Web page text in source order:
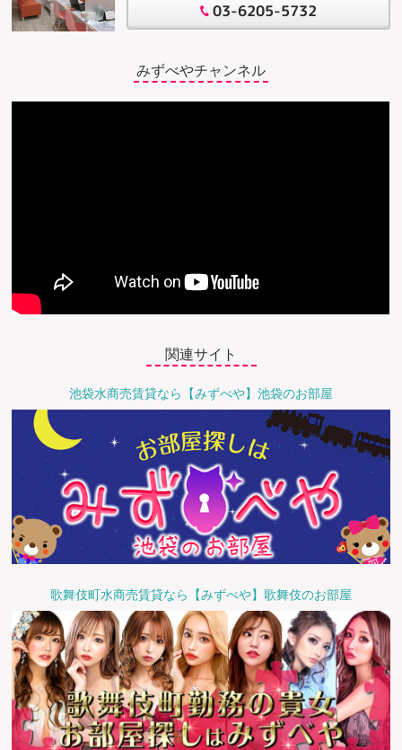
03-6205-5732
みずべやチャンネル
関連サイト
池袋水商売賃貸なら【みずべや】池袋のお部屋
歌舞伎町水商売賃貸なら【みずべや】歌舞伎のお部屋